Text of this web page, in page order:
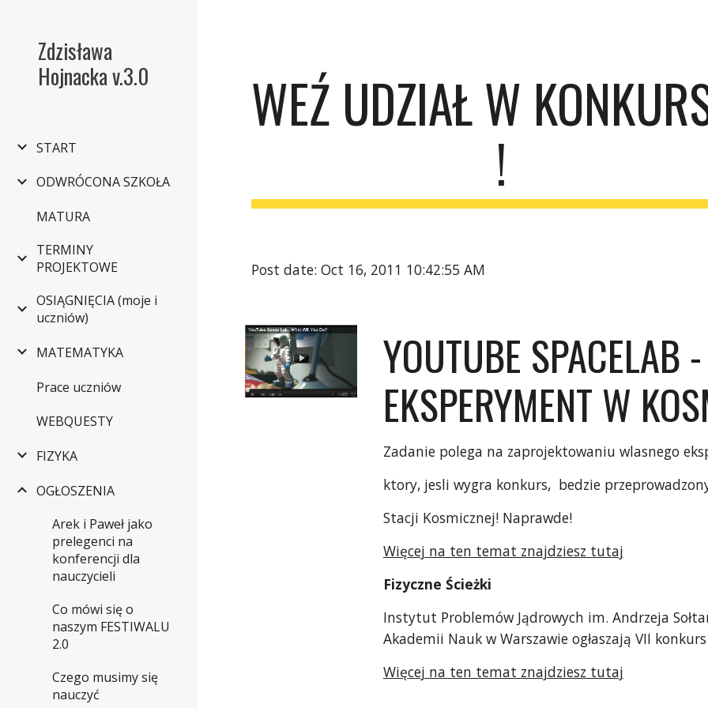
Zdzisława
Hojnacka v.3.0
START
ODWRÓCONA SZKOŁA
MATURA
TERMINY
PROJEKTOWE
OSIĄGNIĘCIA (moje i
uczniów)
MATEMATYKA
Prace uczniów
WEBQUESTY
FIZYKA
OGŁOSZENIA
Arek i Paweł jako
prelegenci na
konferencji dla
nauczycieli
Co mówi się o
naszym FESTIWALU
2.0
Czego musimy się
nauczyć
WEŹ UDZIAŁ W
!
Post date: Oct 16, 2011 10:42:55 AM
YOUTUBE SPACELAB
EKSPERYMENT W
Zadanie polega na zaprojektowaniu wlasnego
ktory, jesli wygra konkurs,  bedzie
Stacji Kosmicznej! Naprawde!
Więcej na ten temat znajdziesz tutaj
Fizyczne Ścieżki
Instytut Problemów Jądrowych im. Andrzeja
Akademii Nauk w Warszawie ogłaszają VII
Więcej na ten temat znajdziesz tutaj